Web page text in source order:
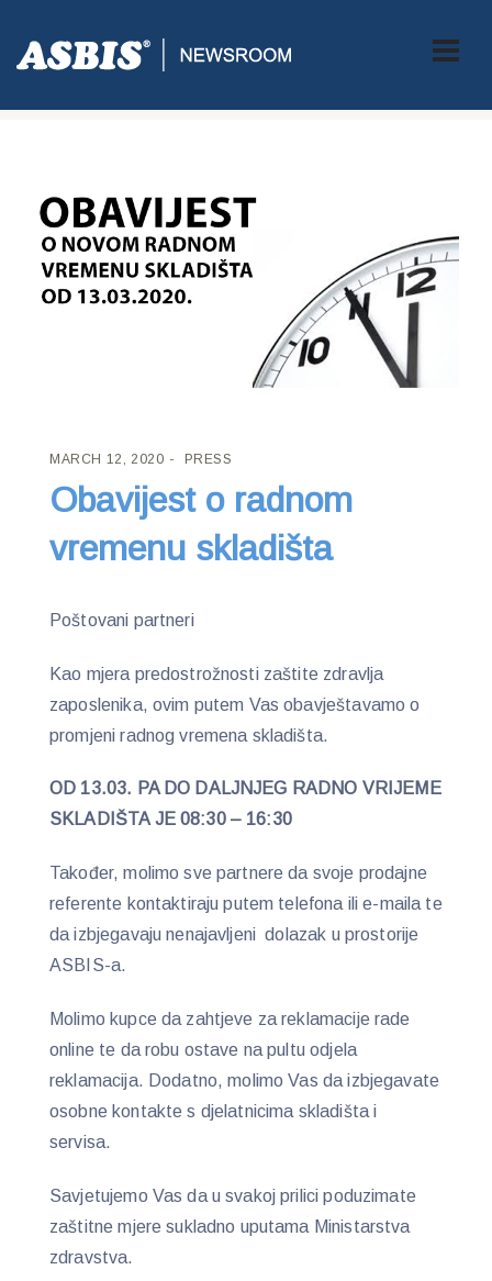
ASBIS CROATIA> PRESS> OBAVIJEST O RADNOM VREMENU
MARCH 12, 2020 PRESS
Obavijest o radnom
vremenu skladišta
Poštovani partneri
Kao mjera predostrožnosti zaštite zdravlja
zaposlenika, ovim putem Vas obavještavamo o
promjeni radnog vremena skladišta.
OD 13.03. PA DO DALJNJEG RADNO VRIJEME
SKLADIŠTA JE 08:30 – 16:30
Također, molimo sve partnere da svoje prodajne
referente kontaktiraju putem telefona ili e-maila te
da izbjegavaju nenajavljeni dolazak u prostorije
ASBIS-a.
Molimo kupce da zahtjeve za reklamacije rade
online te da robu ostave na pultu odjela
reklamacija. Dodatno, molimo Vas da izbjegavate
osobne kontakte s djelatnicima skladišta i
servisa.
Savjetujemo Vas da u svakoj prilici poduzimate
zaštitne mjere sukladno uputama Ministarstva
zdravstva.